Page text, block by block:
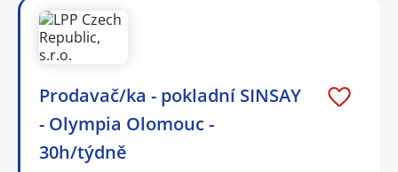
Prodavač/ka - pokladní SINSAY
- Olympia Olomouc -
30h/týdně